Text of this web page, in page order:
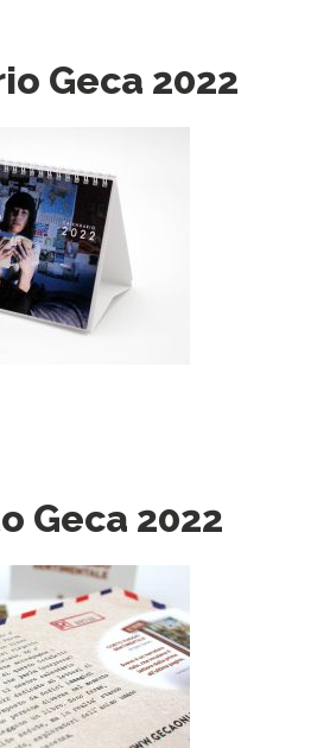
Geca 2022
Geca 2022